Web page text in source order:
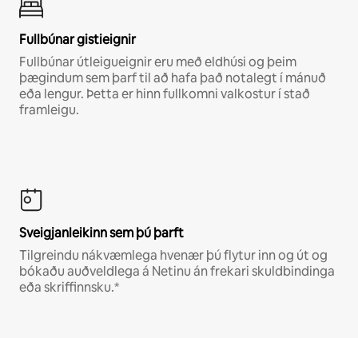
Fullbúnar gistieignir
Fullbúnar útleigueignir eru með eldhúsi og þeim
þægindum sem þarf til að hafa það notalegt í mánuð
eða lengur. Þetta er hinn fullkomni valkostur í stað
framleigu.
Sveigjanleikinn sem þú þarft
Tilgreindu nákvæmlega hvenær þú flytur inn og út og
bókaðu auðveldlega á Netinu án frekari skuldbindinga
eða skriffinnsku.*